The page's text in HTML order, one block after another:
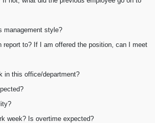
management style?
report to? If I am offered the position, can I meet
in this office/department?
week? Is overtime expected?